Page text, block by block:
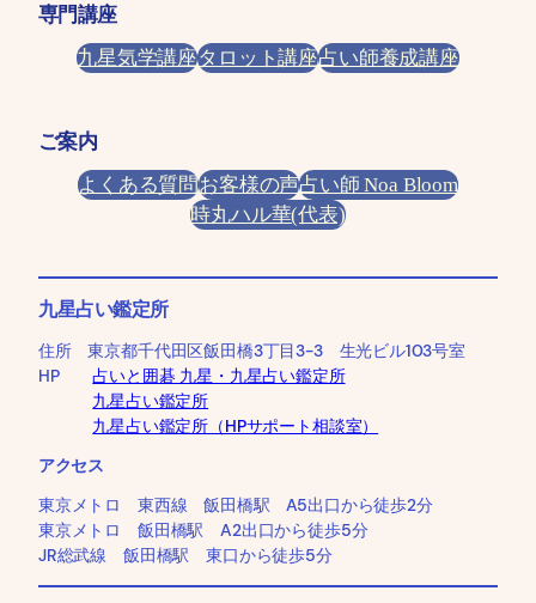
専門講座
九星気学講座タロット講座占い師養成講座
ご案内
よくある質問お客様の声占い師 Noa Bloom
時丸ハル華(代表)
九星占い鑑定所
住所 東京都千代田区飯田橋3丁目3-3 生光ビル103号室
HP占いと囲碁 九星・九星占い鑑定所
九星占い鑑定所
九星占い鑑定所（HPサポート相談室）
アクセス
東京メトロ 東西線 飯田橋駅 A5出口から徒歩2分
東京メトロ 飯田橋駅 A2出口から徒歩5分
JR総武線 飯田橋駅 東口から徒歩5分